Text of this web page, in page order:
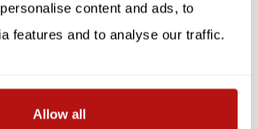
content and ads, to
features and to analyse our traffic.
Allow all